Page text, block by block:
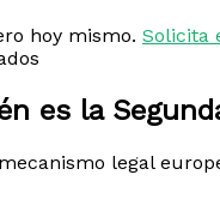
hoy mismo. Solicita
es la
legal